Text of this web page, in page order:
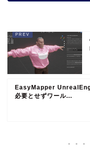
EasyMapper
必要とせずワール...